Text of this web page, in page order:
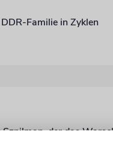
Familie in Zyklen